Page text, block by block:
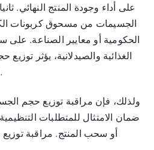
على أداء وجودة المنتج النهائي.
الجسيمات من مسحوق كربونات
الحكومية أو معايير الصناعة. على
الغذائية والصيدلانية، يؤثر
البيولوجي للمنتج وسلامته.
ولذلك، فإن مراقبة توزيع حجم
ضمان الامتثال للمتطلبات
أو سحب المنتج. مراقبة